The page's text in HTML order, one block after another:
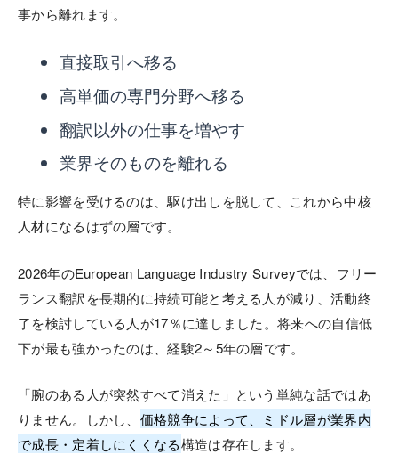
事から離れます。
直接取引へ移る
高単価の専門分野へ移る
翻訳以外の仕事を増やす
業界そのものを離れる
特に影響を受けるのは、駆け出しを脱して、これから中核
人材になるはずの層です。
2026年のEuropean Language Industry Surveyでは、フリー
ランス翻訳を長期的に持続可能と考える人が減り、活動終
了を検討している人が17％に達しました。将来への自信低
下が最も強かったのは、経験2～5年の層です。
「腕のある人が突然すべて消えた」という単純な話ではあ
りません。しかし、 価格競争によって、ミドル層が業界内
で成長・定着しにくくなる構造は存在します。